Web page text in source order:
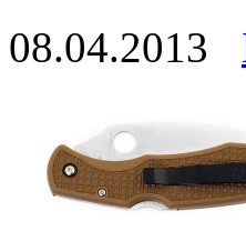
08.04.2013